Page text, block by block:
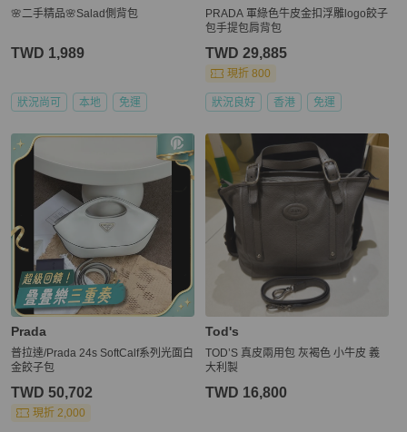
🌸二手精品🌸Salad側背包
TWD 1,989
狀況尚可 本地 免運
PRADA 軍綠色牛皮金扣浮雕logo餃子
包手提包肩背包
TWD 29,885
現折 800
狀況良好 香港 免運
Prada
普拉達/Prada 24s SoftCalf系列光面白
金餃子包
TWD 50,702
現折 2,000
Tod's
TOD’S 真皮兩用包 灰褐色 小牛皮 義
大利製
TWD 16,800